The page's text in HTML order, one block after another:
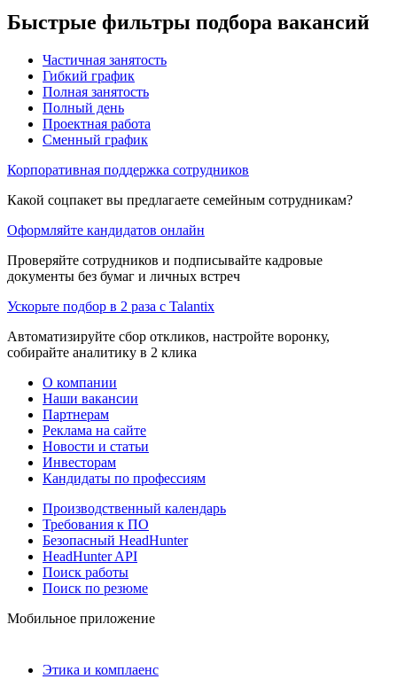
Быстрые фильтры подбора вакансий
Частичная занятость
Гибкий график
Полная занятость
Полный день
Проектная работа
Сменный график
Корпоративная поддержка сотрудников
Какой соцпакет вы предлагаете семейным сотрудникам?
Оформляйте кандидатов онлайн
Проверяйте сотрудников и подписывайте кадровые
документы без бумаг и личных встреч
Ускорьте подбор в 2 раза с Talantix
Автоматизируйте сбор откликов, настройте воронку,
собирайте аналитику в 2 клика
О компании
Наши вакансии
Партнерам
Реклама на сайте
Новости и статьи
Инвесторам
Кандидаты по профессиям
Производственный календарь
Требования к ПО
Безопасный HeadHunter
HeadHunter API
Поиск работы
Поиск по резюме
Мобильное приложение
Этика и комплаенс